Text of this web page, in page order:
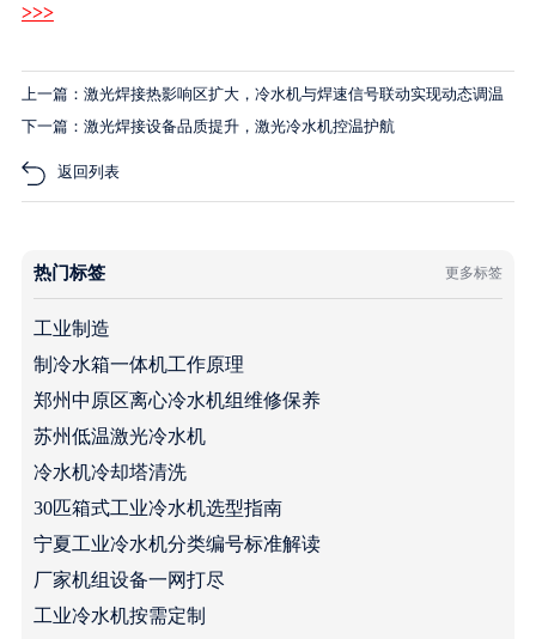
>>>
上一篇：激光焊接热影响区扩大，冷水机与焊速信号联动实现动态调温
下一篇：激光焊接设备品质提升，激光冷水机控温护航
返回列表
热门标签 更多标签
工业制造
制冷水箱一体机工作原理
郑州中原区离心冷水机组维修保养
苏州低温激光冷水机
冷水机冷却塔清洗
30匹箱式工业冷水机选型指南
宁夏工业冷水机分类编号标准解读
厂家机组设备一网打尽
工业冷水机按需定制